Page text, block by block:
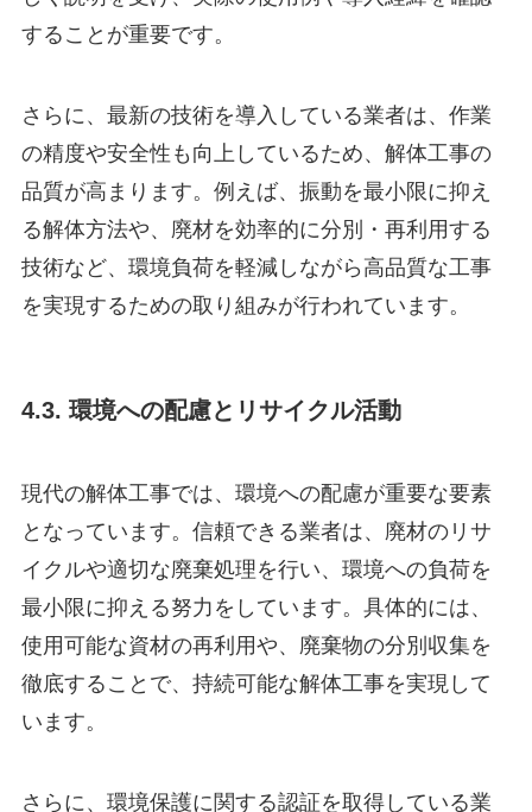
することが重要です。
さらに、最新の技術を導入している業者は、作業
の精度や安全性も向上しているため、解体工事の
品質が高まります。例えば、振動を最小限に抑え
る解体方法や、廃材を効率的に分別・再利用する
技術など、環境負荷を軽減しながら高品質な工事
を実現するための取り組みが行われています。
4.3. 環境への配慮とリサイクル活動
現代の解体工事では、環境への配慮が重要な要素
となっています。信頼できる業者は、廃材のリサ
イクルや適切な廃棄処理を行い、環境への負荷を
最小限に抑える努力をしています。具体的には、
使用可能な資材の再利用や、廃棄物の分別収集を
徹底することで、持続可能な解体工事を実現して
います。
さらに、環境保護に関する認証を取得している業